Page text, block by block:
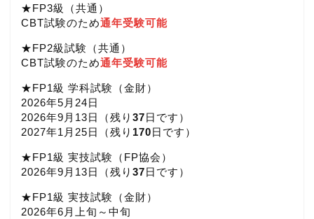
★FP3級（共通）
CBT試験のため通年受験可能
★FP2級試験（共通）
CBT試験のため通年受験可能
★FP1級 学科試験（金財）
2026年5月24日
2026年9月13日（残り 37日です）
2027年1月25日（残り 170日です）
★FP1級 実技試験（FP協会）
2026年9月13日（残り 37日です）
★FP1級 実技試験（金財）
2026年6月上旬～中旬